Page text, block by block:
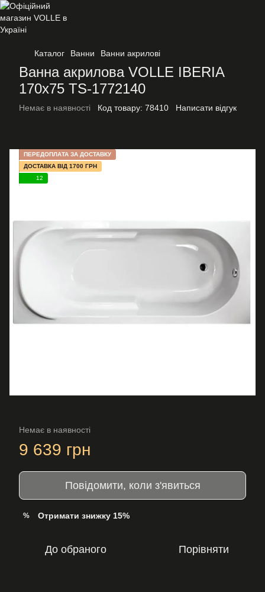
Каталог Ванни Ванни акрилові
Ванна акрилова VOLLE IBERIA
170x75 TS-1772140
Немає в наявності Код товару: 78410 Написати відгук
ПЕРЕДОПЛАТА ЗА ДОСТАВКУ
ДОСТАВКА ВІД 1700 ГРН
12
Немає в наявності
9 639 грн
Повідомити, коли з'явиться
% Отримати знижку 15%
До обраного Порівняти